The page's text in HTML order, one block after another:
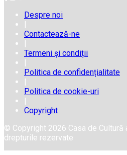
Despre noi
|
Contactează-ne
|
Termeni și condiții
|
Politica de confidențialitate
|
Politica de cookie-uri
|
Copyright
© Copyright 2026 Casa de Cultură
drepturile rezervate